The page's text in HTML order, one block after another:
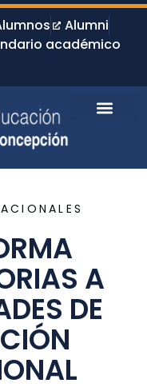
Alumni
académico
A
DE